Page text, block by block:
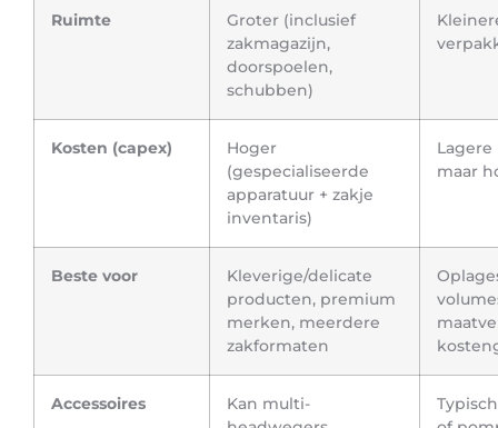
Ruimte
Groter (inclusief
zakmagazijn,
doorspoelen,
schubben)
Kosten (capex)
Hoger
(gespecialiseerde
apparatuur + zakje
inventaris)
maar
Beste voor
Kleverige/delicate
producten, premium
merken, meerdere
zakformaten
Accessoires
Kan multi-